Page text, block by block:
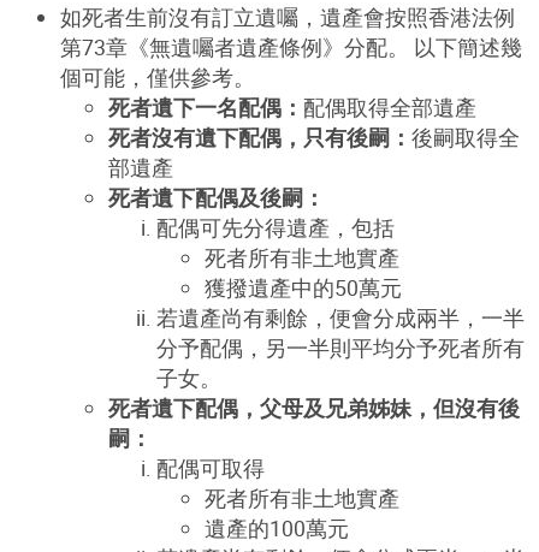
如死者生前沒有訂立遺囑 ，遺產會按照香港法例
第73章《無遺囑者遺產條例》分配。 以下簡述幾
個可能，僅供參考。
死者遺下一名配偶： 配偶取得全部遺產
死者沒有遺下配偶，只有後嗣： 後嗣取得全
部遺產
死者遺下配偶及後嗣：
配偶可先分得遺產，包括
死者所有非土地實產
獲撥遺產中的50萬元
若遺產尚有剩餘，便會分成兩半，一半
分予配偶，另一半則平均分予死者所有
子女。
死者遺下配偶，父母及兄弟姊妹，但沒有後
嗣：
配偶可取得
死者所有非土地實產
遺產的100萬元